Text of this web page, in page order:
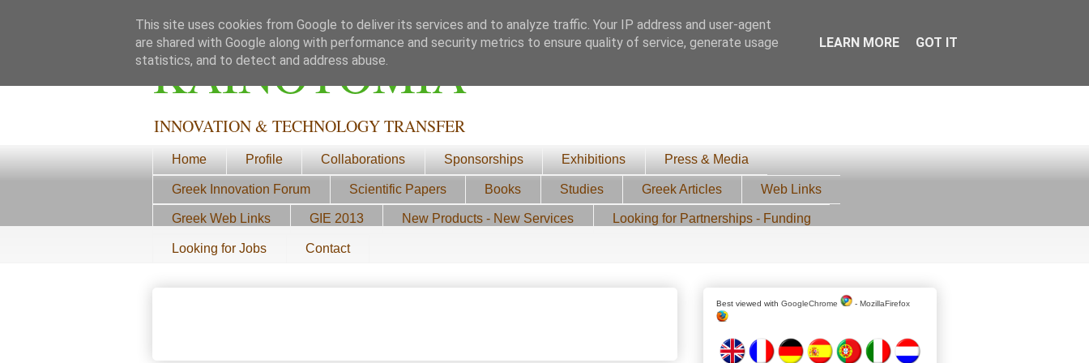
ΚΑΙΝΟΤΟΜΙΑ
INNOVATION & TECHNOLOGY TRANSFER
Home Profile Collaborations Sponsorships Exhibitions Press & Media
Greek Innovation Forum Scientific Papers Books Studies Greek Articles Web Links
Greek Web Links GIE 2013 New Products - New Services Looking for Partnerships - Funding
Looking for Jobs Contact
Best viewed with GoogleChrome - MozillaFirefox
This site uses cookies from Google to deliver its services and to analyze traffic. Your IP address and user-agent
are shared with Google along with performance and security metrics to ensure quality of service, generate usage
statistics, and to detect and address abuse.
LEARN MORE GOT IT